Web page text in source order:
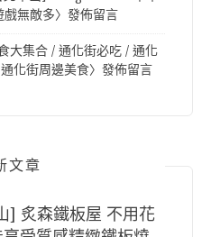
戲無敵多〉發佈留言
大集合 / 通化街必吃 / 通化
化街周邊美食〉發佈留言
文章
] 炙森鐵板屋 不用花